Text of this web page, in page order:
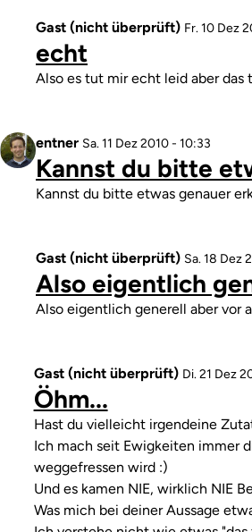
Gast (nicht überprüft) Fr. 10 Dez
echt
Kommentar
Also es tut mir echt leid aber
Profilbildentner Sa. 11 Dez 2010 - 10:33
auf
echt
Kannst du bitte
Kommentar
Kannst du bitte etwas genauer
Gast (nicht überprüft) Sa. 18 Dez
Also eigentlich
Kommentar
Also eigentlich generell aber vor
Gast (nicht überprüft) Di. 21 Dez
Öhm...
Kommentar
Hast du vielleicht irgendeine
Ich mach seit Ewigkeiten immer
weggefressen wird :)
Und es kamen NIE, wirklich NIE
Was mich bei deiner Aussage